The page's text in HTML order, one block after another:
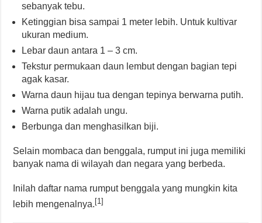
sebanyak tebu.
Ketinggian bisa sampai 1 meter lebih. Untuk kultivar
ukuran medium.
Lebar daun antara 1 – 3 cm.
Tekstur permukaan daun lembut dengan bagian tepi
agak kasar.
Warna daun hijau tua dengan tepinya berwarna putih.
Warna putik adalah ungu.
Berbunga dan menghasilkan biji.
Selain mombaca dan benggala, rumput ini juga memiliki
banyak nama di wilayah dan negara yang berbeda.
Inilah daftar nama rumput benggala yang mungkin kita
lebih mengenalnya. [1]